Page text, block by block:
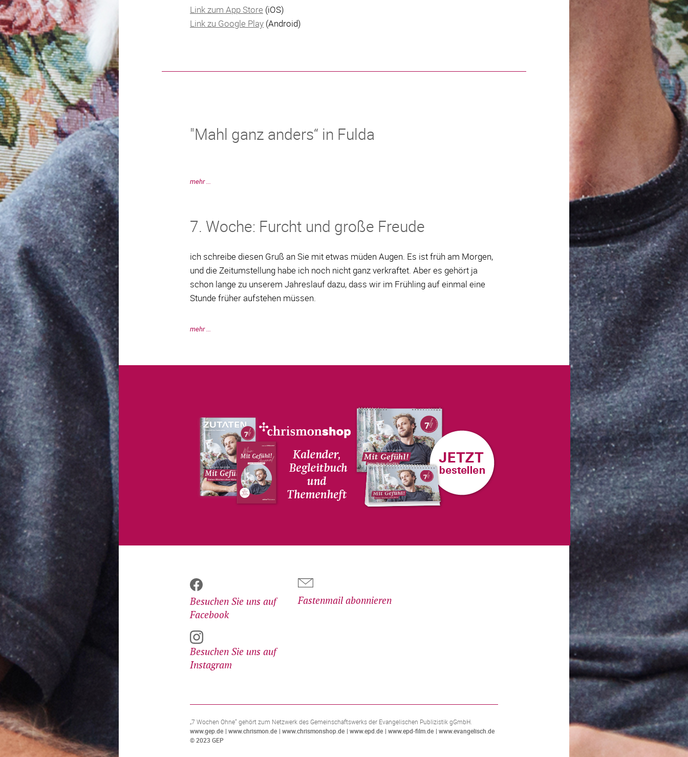
Link zum App Store (iOS)
Link zu Google Play (Android)
"Mahl ganz anders“ in Fulda
mehr ...
7. Woche: Furcht und große Freude
ich schreibe diesen Gruß an Sie mit etwas müden Augen. Es ist früh am Morgen,
und die Zeitumstellung habe ich noch nicht ganz verkraftet. Aber es gehört ja
schon lange zu unserem Jahreslauf dazu, dass wir im Frühling auf einmal eine
Stunde früher aufstehen müssen.
mehr ...
Besuchen Sie uns auf
Facebook
Besuchen Sie uns auf
Instagram
Fastenmail abonnieren
„7 Wochen Ohne“ gehört zum Netzwerk des Gemeinschaftswerks der Evangelischen Publizistik gGmbH.
www.gep.de
www.chrismon.de www.chrismonshop.de www.epd.de www.epd-film.de
www.evangelisch.de
© 2023 GEP